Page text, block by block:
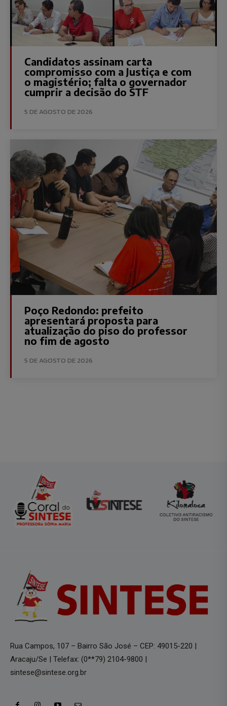
Candidatos assinam carta
compromisso com a Justiça e com
o magistério; falta o governador
cumprir a decisão do STF
5 DE AGOSTO DE 2026
Poço Redondo: prefeito
apresentará proposta para
atualização do piso do professor
no fim de agosto
5 DE AGOSTO DE 2026
Rua Campos, 107 – Bairro São José – CEP: 49015-220 |
Aracaju/Se | Telefax: (0**79) 2104-9800 |
sintese@sintese.org.br